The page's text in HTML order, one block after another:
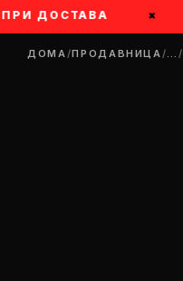
ДОСТАВА
ДОМА/ПРОДАВНИЦА/…/